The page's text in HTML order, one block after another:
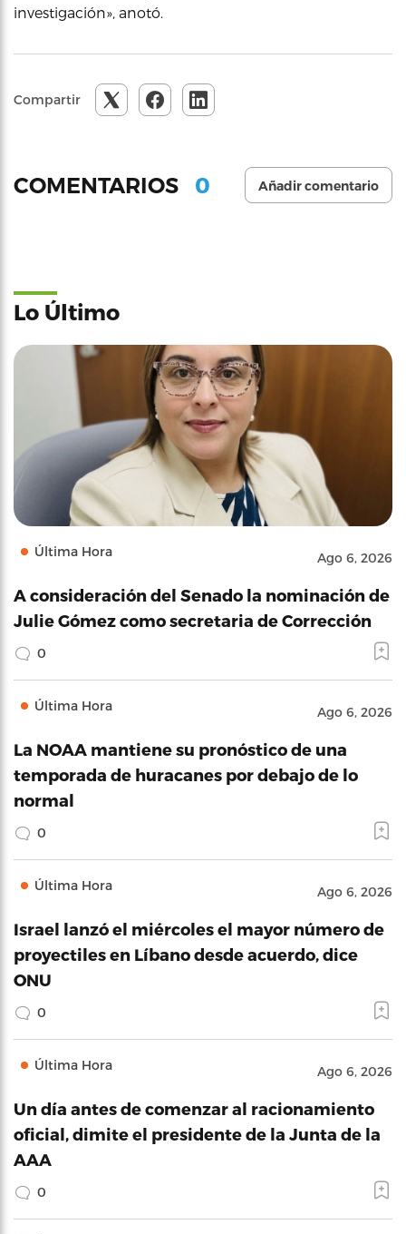
investigación», anotó.
Compartir
COMENTARIOS 0 Añadir comentario
Lo Último
Última Hora Ago 6, 2026
A consideración del Senado la nominación de
Julie Gómez como secretaria de Corrección
0
Última Hora Ago 6, 2026
La NOAA mantiene su pronóstico de una
temporada de huracanes por debajo de lo
normal
0
Última Hora Ago 6, 2026
Israel lanzó el miércoles el mayor número de
proyectiles en Líbano desde acuerdo, dice
ONU
0
Última Hora Ago 6, 2026
Un día antes de comenzar al racionamiento
oficial, dimite el presidente de la Junta de la
AAA
0